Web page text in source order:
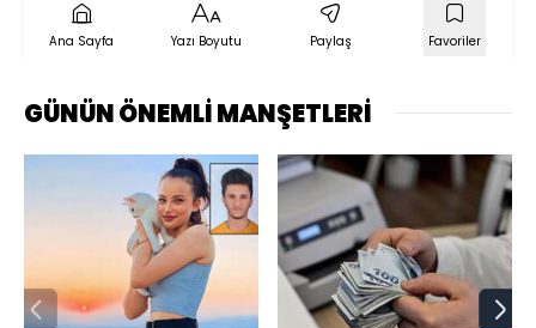
Ana Sayfa Yazı Boyutu Paylaş Favoriler
GÜNÜN ÖNEMLİ MANŞETLERİ